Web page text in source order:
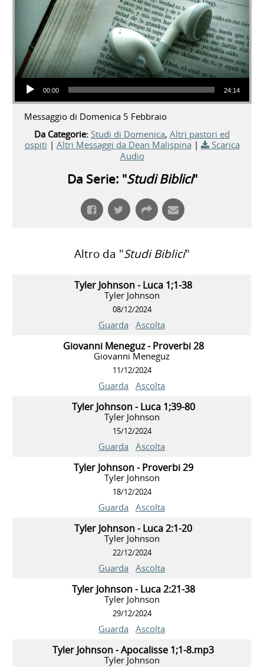
Audio Player
00:00 24:14
Messaggio di Domenica 5 Febbraio
Da Categorie: Studi di Domenica, Altri pastori ed
ospiti | Altri Messaggi da Dean Malispina |
Scarica
Audio
Da Serie: "Studi Biblici"
Altro da "Studi Biblici"
Tyler Johnson - Luca 1;1-38
Tyler Johnson
08/12/2024
Guarda Ascolta
Giovanni Meneguz - Proverbi 28
Giovanni Meneguz
11/12/2024
Guarda Ascolta
Tyler Johnson - Luca 1;39-80
Tyler Johnson
15/12/2024
Guarda Ascolta
Tyler Johnson - Proverbi 29
Tyler Johnson
18/12/2024
Guarda Ascolta
Tyler Johnson - Luca 2:1-20
Tyler Johnson
22/12/2024
Guarda Ascolta
Tyler Johnson - Luca 2:21-38
Tyler Johnson
29/12/2024
Guarda Ascolta
Tyler Johnson - Apocalisse 1;1-8.mp3
Tyler Johnson